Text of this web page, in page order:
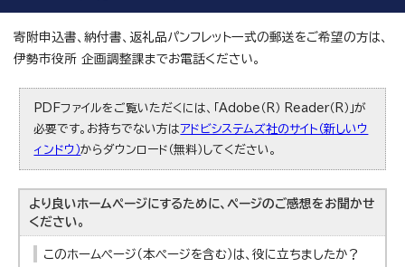
寄附申込書、納付書、返礼品パンフレット一式の郵送をご希望の方は、
伊勢市役所 企画調整課までお電話ください。
PDFファイルをご覧いただくには、「Adobe（R） Reader（R）」が
必要です。お持ちでない方はアドビシステムズ社のサイト（新しいウ
ィンドウ）からダウンロード（無料）してください。
より良いホームページにするために、ページのご感想をお聞かせ
ください。
このホームページ（本ページを含む）は、役に立ちましたか？